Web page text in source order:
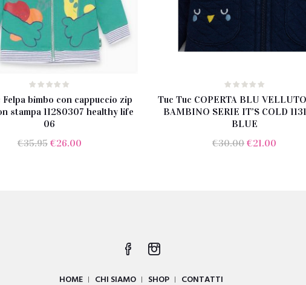
Felpa bimbo con cappuccio zip
stampa 11280307 healthy life
06
€35.95 Il
€26.00Il
Tuc Tuc COPERTA BLU
BAMBINO SERIE IT’S COLD
BLUE
€30.00 Il
€21.00
HOME CHI SIAMO SHOP CONTATTI